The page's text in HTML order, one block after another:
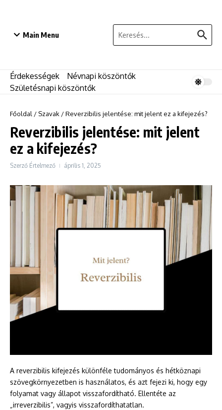
Main Menu
Keresés:
Érdekességek
Névnapi köszöntők
Születésnapi köszöntők
Főoldal / Szavak /Reverzibilis jelentése: mit jelent ez a kifejezés?
Reverzibilis jelentése: mit jelent
ez a kifejezés?
Szerző Értelmező április 1, 2025
A reverzibilis kifejezés különféle tudományos és hétköznapi
szövegkörnyezetben is használatos, és azt fejezi ki, hogy egy
folyamat vagy állapot visszafordítható. Ellentéte az
„irreverzibilis”, vagyis visszafordíthatatlan.